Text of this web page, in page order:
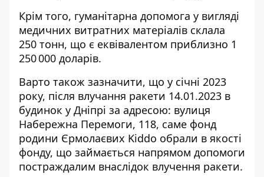
Крім того, гуманітарна допомога у вигляді
медичних витратних матеріалів склала
250 тонн, що є еквівалентом приблизно 1
250 000 доларів.
Варто також зазначити, що у січні 2023
року, після влучання ракети 14.01.2023 в
будинок у Дніпрі за адресою: вулиця
Набережна Перемоги, 118, саме фонд
родини Єрмолаєвих Kiddo обрали в якості
фонду, що займається напрямом допомоги
постраждалим внаслідок влучення ракети.